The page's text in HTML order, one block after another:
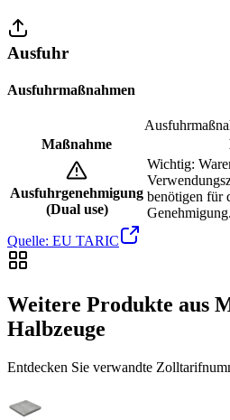
Ausfuhr
Ausfuhrmaßnahmen
Maßnahme
Ausfuhrgenehmigung
(Dual use)
Wichtig:
benötigen für
Genehmigung.
Quelle: EU TARIC
Weitere Produkte aus
Halbzeuge
Entdecken Sie verwandte